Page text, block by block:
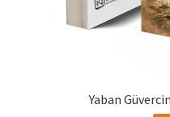
Yaban